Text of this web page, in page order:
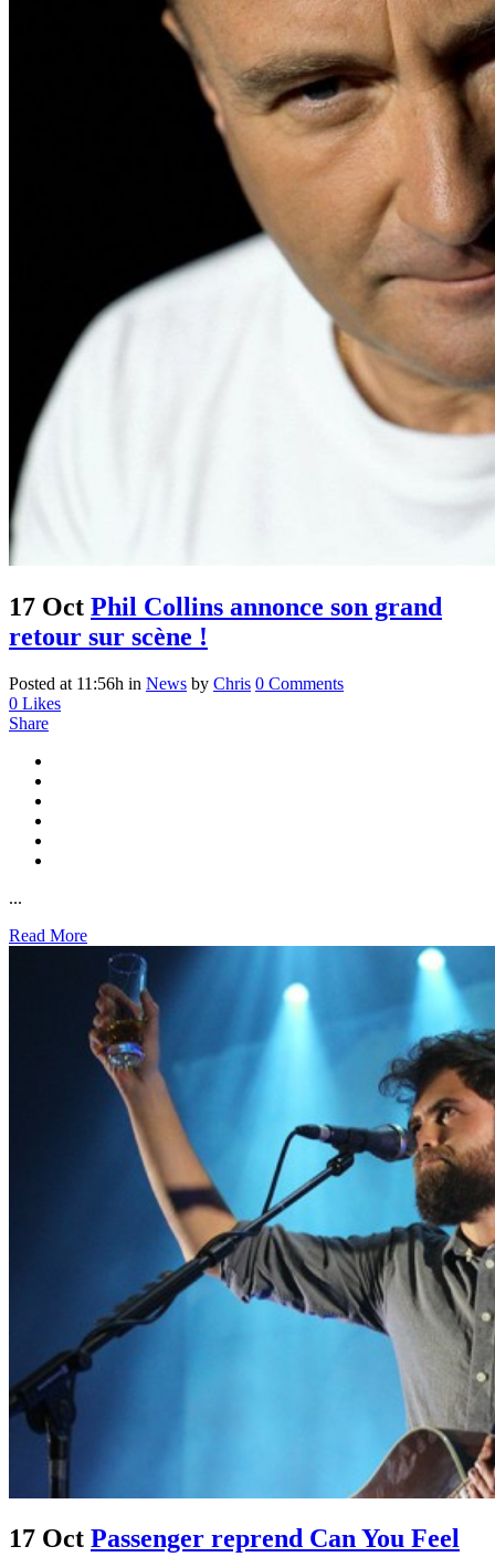
17 Oct Phil Collins annonce son grand
retour sur scène !
Posted at 11:56h in News by Chris 0 Comments
0 Likes
Share
...
Read More
17 Oct Passenger reprend Can You Feel